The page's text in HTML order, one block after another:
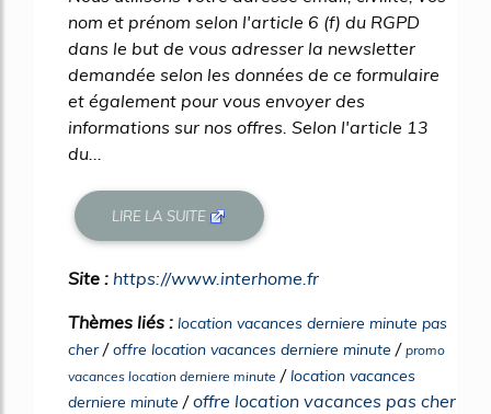
nom et prénom selon l'article 6 (f) du RGPD
dans le but de vous adresser la newsletter
demandée selon les données de ce formulaire
et également pour vous envoyer des
informations sur nos offres. Selon l'article 13
du...
LIRE LA SUITE
Site : https://www.interhome.fr
Thèmes liés : location vacances derniere minute pas
cher/offre location vacances derniere minute / promo
vacances location derniere minute /location vacances
derniere minute /offre location vacances pas cher